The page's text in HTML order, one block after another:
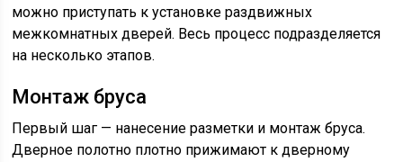
можно приступать к установке раздвижных
межкомнатных дверей. Весь процесс подразделяется
на несколько этапов.
Монтаж бруса
Первый шаг — нанесение разметки и монтаж бруса.
Дверное полотно плотно прижимают к дверному